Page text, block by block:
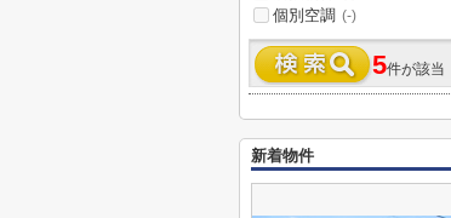
個別空調 (-)
5件が該当
新着物件